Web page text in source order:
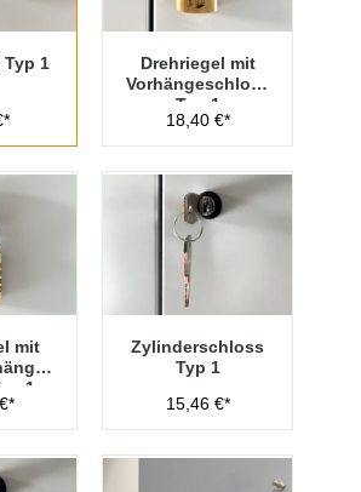
Typ 1
Drehriegel mit
Vorhängeschloss
Typ 1
18,40 €*
mit
1
Zylinderschloss
Typ 1
15,46 €*